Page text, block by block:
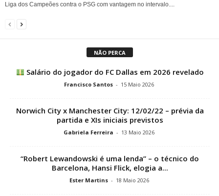
Liga dos Campeões contra o PSG com vantagem no intervalo....
NÃO PERCA
Salário do jogador do FC Dallas em 2026 revelado
Francisco Santos - 15 Maio 2026
Norwich City x Manchester City: 12/02/22 – prévia da
partida e XIs iniciais previstos
Gabriela Ferreira - 13 Maio 2026
“Robert Lewandowski é uma lenda” – o técnico do
Barcelona, ​​​​Hansi Flick, elogia a...
Ester Martins - 18 Maio 2026